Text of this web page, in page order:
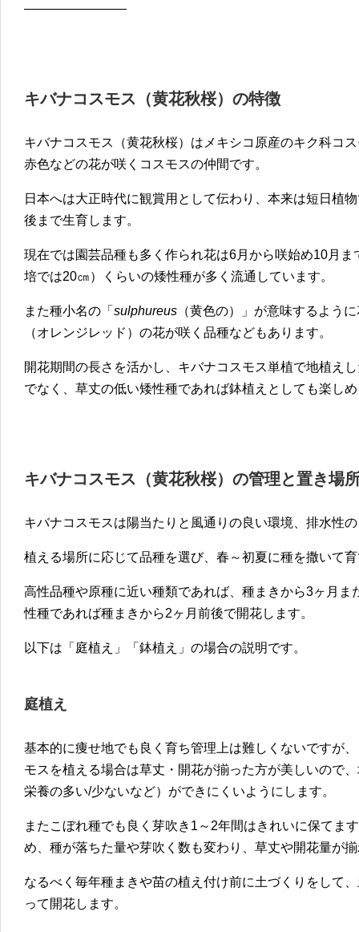
————————
キバナコスモス（黄花秋桜）の特徴
キバナコスモス（黄花秋桜）はメキシコ原産のキク科コ
赤色などの花が咲くコスモスの仲間です。
日本へは大正時代に観賞用として伝わり、本来は短日植
後まで生育します。
現在では園芸品種も多く作られ花は6月から咲始め10月
培では20㎝）くらいの矮性種が多く流通しています。
また種小名の「 sulphureus （黄色の）」が意味するよう
（オレンジレッド）の花が咲く品種などもあります。
開花期間の長さを活かし、キバナコスモス単植で地植え
でなく、草丈の低い矮性種であれば鉢植えとしても楽し
キバナコスモス（黄花秋桜）の管理と置き場
キバナコスモスは陽当たりと風通りの良い環境、排水性
植える場所に応じて品種を選び、春～初夏に種を撒いて
高性品種や原種に近い種類であれば、種まきから3ヶ月ま
性種であれば種まきから2ヶ月前後で開花します。
以下は「庭植え」「鉢植え」の場合の説明です。
庭植え
基本的に痩せ地でも良く育ち管理上は難しくないですが
モスを植える場合は草丈・開花が揃った方が美しいので
栄養の多い/少ないなど）ができにくいようにします。
またこぼれ種でも良く芽吹き1～2年間はきれいに保てま
め、種が落ちた量や芽吹く数も変わり、草丈や開花量が
なるべく毎年種まきや苗の植え付け前に土づくりをして
って開花します。